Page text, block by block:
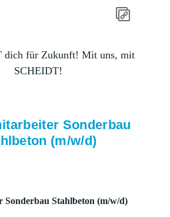
dich für Zukunft! Mit uns, mit
SCHEIDT!
Sonderbau
(m/w/d)
Stahlbeton (m/w/d)